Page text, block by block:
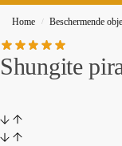
Home / Beschermende
Shungite